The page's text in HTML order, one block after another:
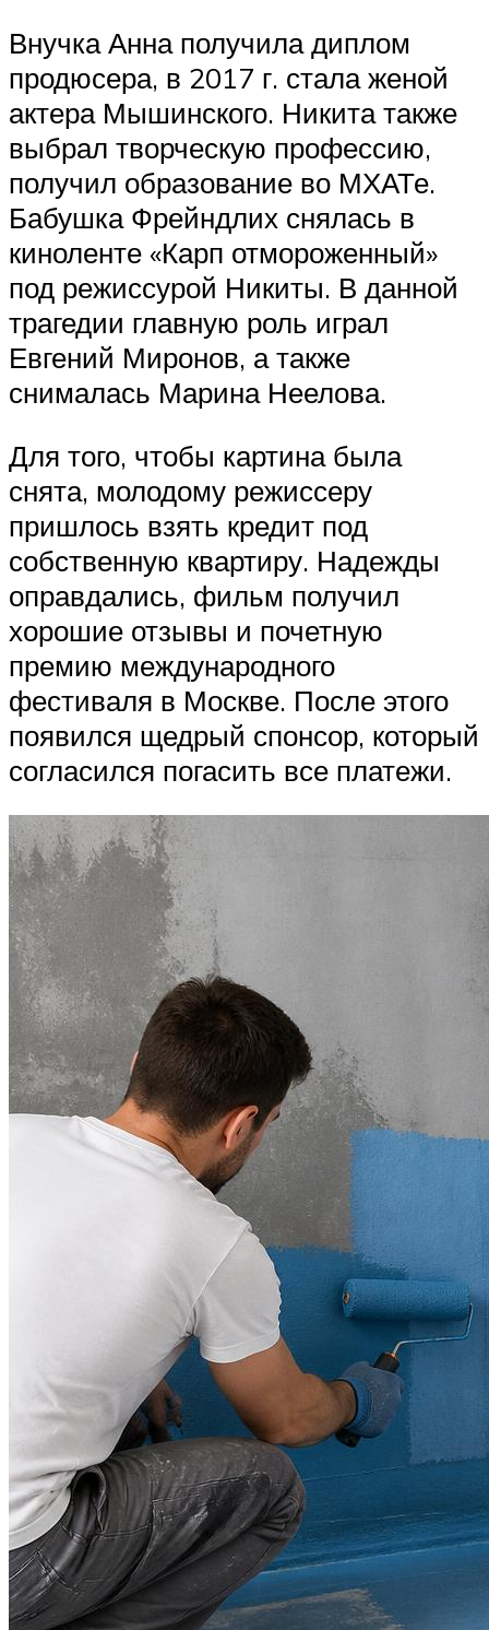
Внучка Анна получила диплом
продюсера, в 2017 г. стала женой
актера Мышинского. Никита также
выбрал творческую профессию,
получил образование во МХАТе.
Бабушка Фрейндлих снялась в
киноленте «Карп отмороженный»
под режиссурой Никиты. В данной
трагедии главную роль играл
Евгений Миронов, а также
снималась Марина Неелова.
Для того, чтобы картина была
снята, молодому режиссеру
пришлось взять кредит под
собственную квартиру. Надежды
оправдались, фильм получил
хорошие отзывы и почетную
премию международного
фестиваля в Москве. После этого
появился щедрый спонсор, который
согласился погасить все платежи.